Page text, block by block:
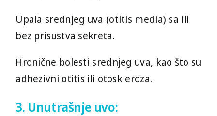
Upala srednjeg uva (otitis media) sa ili
bez prisustva sekreta.
Hronične bolesti srednjeg uva, kao što su
adhezivni otitis ili otoskleroza.
3. Unutrašnje uvo:
011 22 743 12
011 77 024 77
011 21 777 97